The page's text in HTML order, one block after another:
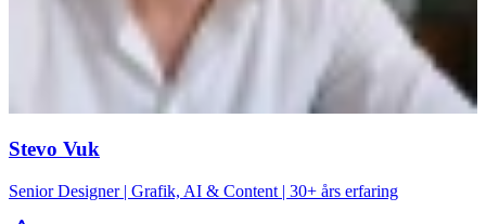
Stevo Vuk
Senior Designer | Grafik, AI & Content | 30+ års erfaring